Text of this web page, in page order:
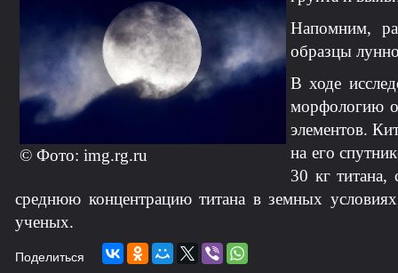
© Фото: img.rg.ru
Напомним,
образцы
В ходе
морфологию
элементов.
на его
30 кг
среднюю концентрацию титана в земных
ученых.
Поделиться